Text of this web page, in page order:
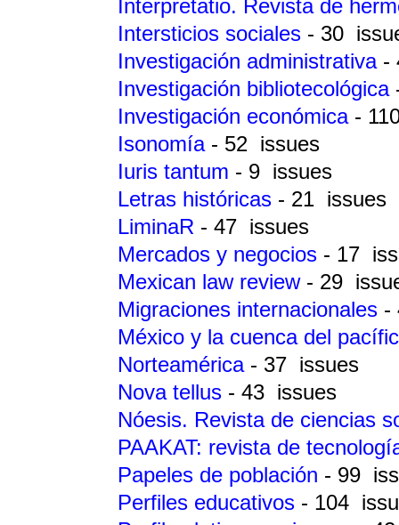
Interpretatio. Revista de
Intersticios sociales - 30
Investigación administrativa -
Investigación bibliotecológica
Investigación económica -
Isonomía - 52 issues
Iuris tantum - 9 issues
Letras históricas - 21 issues
LiminaR - 47 issues
Mercados y negocios - 17
Mexican law review - 29
Migraciones internacionales -
México y la cuenca del
Norteamérica - 37 issues
Nova tellus - 43 issues
Nóesis. Revista de ciencias
PAAKAT: revista de
Papeles de población - 99
Perfiles educativos - 104